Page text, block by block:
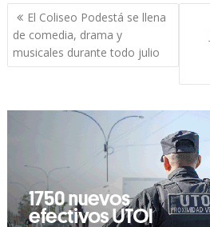
Navegación
de
entradas
El Coliseo Podestá se llena
de comedia, drama y
musicales durante todo julio